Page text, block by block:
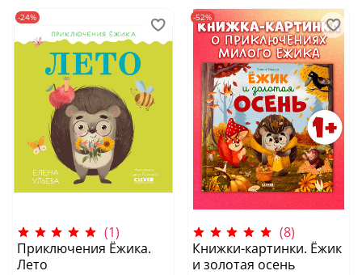
-24%
(1)
Приключения Ёжика.
Лето
-52%
(8)
Книжки-картинки. Ёжик
и золотая осень